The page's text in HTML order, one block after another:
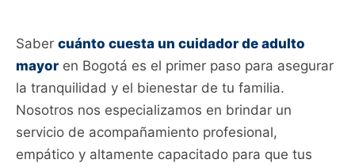
Saber cuánto cuesta un cuidador de adulto
mayor en Bogotá es el primer paso para asegurar
la tranquilidad y el bienestar de tu familia.
Nosotros nos especializamos en brindar un
servicio de acompañamiento profesional,
empático y altamente capacitado para que tus